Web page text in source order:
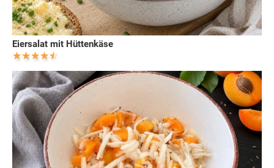
Eiersalat mit Hüttenkäse